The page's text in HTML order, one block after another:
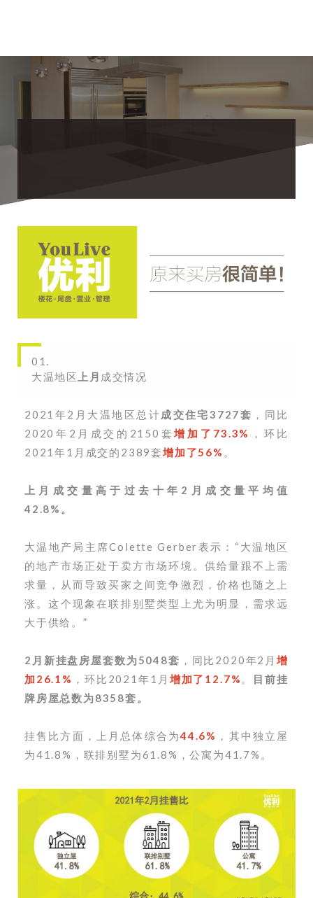
01.
大温地区 上月 成交情况
2021年2月大温地区总计成交住宅3727套 ，同比
2020年2月成交的2150套增加了73.3%
，环比
2021年1月成交的2389套增加了56% 。
上月成交量高于过去十年2月成交量平均值
42.8%。
大温地产局主席Colette Gerber表示：“大温地区
的地产市场正处于卖方市场环境。供给量跟不上需
求量，从而导致买家之间竞争激烈，价格也随之上
涨。这个现象在联排别墅类型上尤为明显，需求远
大于供给。 ”
2月新挂盘房屋套数为5048套 ，同比2020年2月增
加26.1% ，环比2021年1月增加了12.7% 。
目前挂
牌房屋总数为8358套。
挂售比方面，上月总体综合为44.6% ，其中独立屋
为41.8%，联排别墅为61.8%，公寓为41.7%。